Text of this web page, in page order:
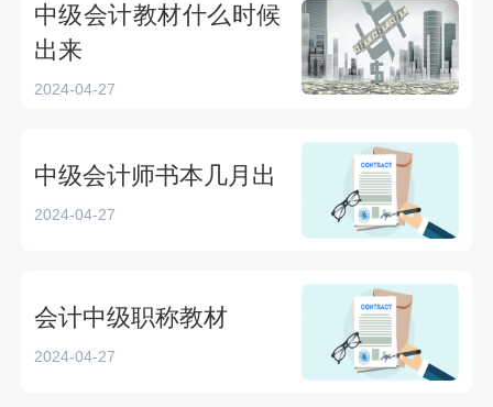
中级会计教材什么时候
出来
2024-04-27
中级会计师书本几月出
2024-04-27
会计中级职称教材
2024-04-27